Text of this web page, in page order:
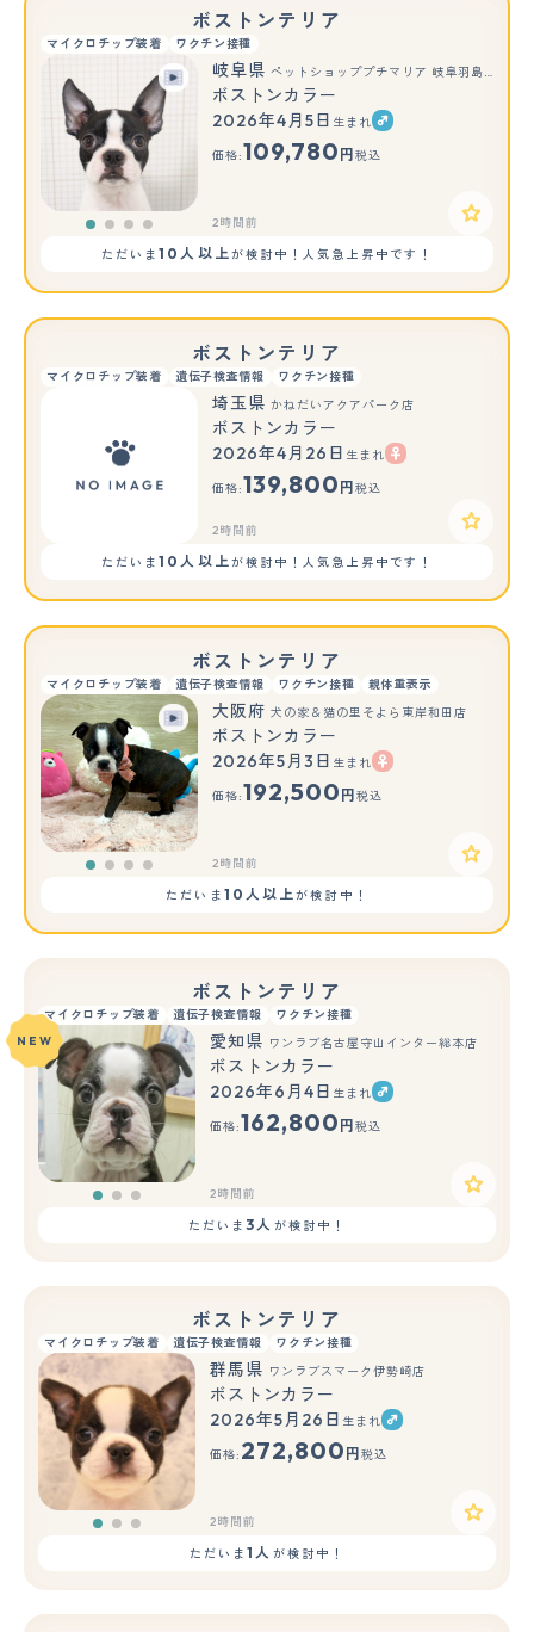
ボストンテリア
マイクロチップ装着 ワクチン接種
岐阜県 ペットショッププチマリア 岐阜羽島店
ボストンカラー
2026年4月5日 生まれ
価格:109,780 円 税込
2時間前
ただいま10人以上が検討中！人気急上昇中です！
ボストンテリア
マイクロチップ装着 遺伝子検査情報 ワクチン接種
埼玉県 かねだいアクアパーク店
ボストンカラー
2026年4月26日 生まれ
価格:139,800 円 税込
2時間前
ただいま10人以上が検討中！人気急上昇中です！
ボストンテリア
マイクロチップ装着 遺伝子検査情報 ワクチン接種 親体重表示
大阪府 犬の家＆猫の里そよら東岸和田店
ボストンカラー
2026年5月3日 生まれ
価格:192,500 円 税込
2時間前
ただいま 10人以上が検討中！
ボストンテリア
マイクロチップ装着 遺伝子検査情報 ワクチン接種
もっと見る
NEW 愛知県 ワンラブ名古屋守山インター総本店
ボストンカラー
2026年6月4日 生まれ
価格:162,800 円 税込
2時間前
ただいま3人 が検討中！
ボストンテリア
マイクロチップ装着 遺伝子検査情報 ワクチン接種
もっと見る
群馬県 ワンラブスマーク伊勢崎店
ボストンカラー
2026年5月26日 生まれ
価格: 272,800 円 税込
2時間前
ただいま1人 が検討中！